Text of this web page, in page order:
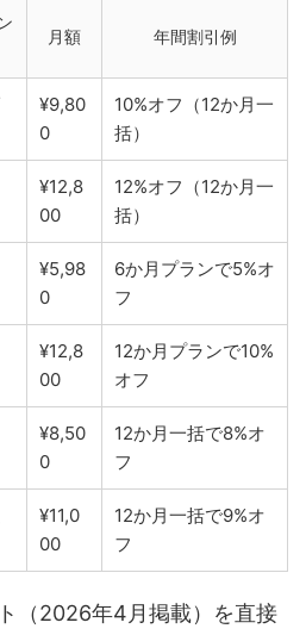
月額 年間割引例
¥9,80
0
10%オフ（12か月一
括）
¥12,8
00
12%オフ（12か月一
括）
¥5,98
0
6か月プランで5%オ
フ
¥12,8
00
12か月プランで10%
オフ
¥8,50
0
12か月一括で8%オ
フ
¥11,0
00
12か月一括で9%オ
フ
（2026年4月掲載）を直接